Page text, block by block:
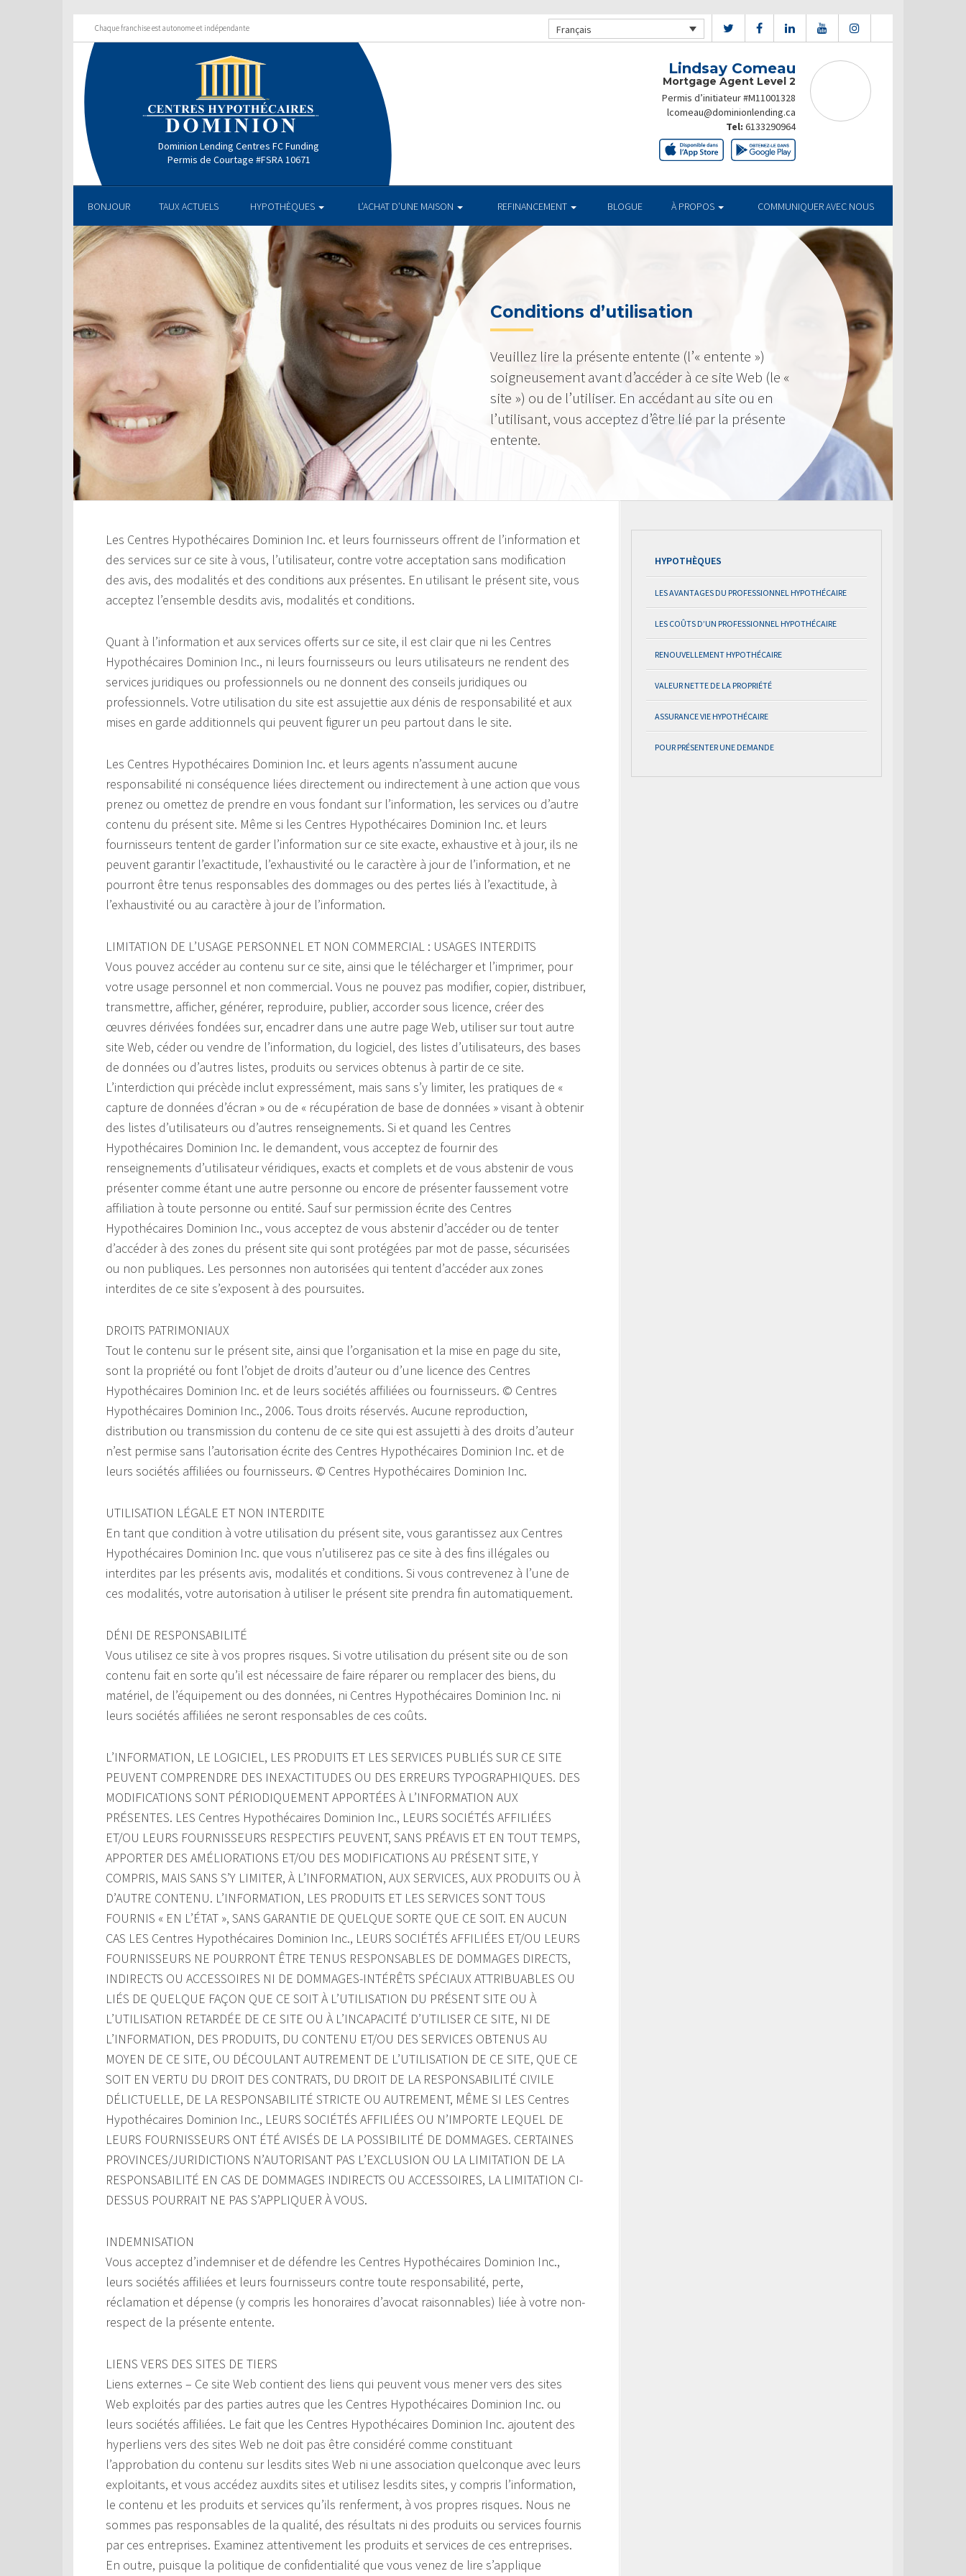
Chaque franchise est autonome et indépendante Français
Dominion Lending Centres FC Funding
Permis de Courtage #FSRA 10671
Lindsay Comeau
Mortgage Agent Level 2
Permis d’initiateur #M11001328
lcomeau@dominionlending.ca
Tel: 6133290964
BONJOUR TAUX ACTUELS HYPOTHÈQUES L’ACHAT D’UNE MAISON REFINANCEMENT BLOGUE À PROPOS COMMUNIQUER AVEC NOUS
Conditions d’utilisation
Veuillez lire la présente entente (l’« entente »)
soigneusement avant d’accéder à ce site Web (le «
site ») ou de l’utiliser. En accédant au site ou en
l’utilisant, vous acceptez d’être lié par la présente
entente.
Les Centres Hypothécaires Dominion Inc. et leurs fournisseurs offrent de l’information et
des services sur ce site à vous, l’utilisateur, contre votre acceptation sans modification
des avis, des modalités et des conditions aux présentes. En utilisant le présent site, vous
acceptez l’ensemble desdits avis, modalités et conditions.
Quant à l’information et aux services offerts sur ce site, il est clair que ni les Centres
Hypothécaires Dominion Inc., ni leurs fournisseurs ou leurs utilisateurs ne rendent des
services juridiques ou professionnels ou ne donnent des conseils juridiques ou
professionnels. Votre utilisation du site est assujettie aux dénis de responsabilité et aux
mises en garde additionnels qui peuvent figurer un peu partout dans le site.
Les Centres Hypothécaires Dominion Inc. et leurs agents n’assument aucune
responsabilité ni conséquence liées directement ou indirectement à une action que vous
prenez ou omettez de prendre en vous fondant sur l’information, les services ou d’autre
contenu du présent site. Même si les Centres Hypothécaires Dominion Inc. et leurs
fournisseurs tentent de garder l’information sur ce site exacte, exhaustive et à jour, ils ne
peuvent garantir l’exactitude, l’exhaustivité ou le caractère à jour de l’information, et ne
pourront être tenus responsables des dommages ou des pertes liés à l’exactitude, à
l’exhaustivité ou au caractère à jour de l’information.
LIMITATION DE L’USAGE PERSONNEL ET NON COMMERCIAL : USAGES INTERDITS
Vous pouvez accéder au contenu sur ce site, ainsi que le télécharger et l’imprimer, pour
votre usage personnel et non commercial. Vous ne pouvez pas modifier, copier, distribuer,
transmettre, afficher, générer, reproduire, publier, accorder sous licence, créer des
œuvres dérivées fondées sur, encadrer dans une autre page Web, utiliser sur tout autre
site Web, céder ou vendre de l’information, du logiciel, des listes d’utilisateurs, des bases
de données ou d’autres listes, produits ou services obtenus à partir de ce site.
L’interdiction qui précède inclut expressément, mais sans s’y limiter, les pratiques de «
capture de données d’écran » ou de « récupération de base de données » visant à obtenir
des listes d’utilisateurs ou d’autres renseignements. Si et quand les Centres
Hypothécaires Dominion Inc. le demandent, vous acceptez de fournir des
renseignements d’utilisateur véridiques, exacts et complets et de vous abstenir de vous
présenter comme étant une autre personne ou encore de présenter faussement votre
affiliation à toute personne ou entité. Sauf sur permission écrite des Centres
Hypothécaires Dominion Inc., vous acceptez de vous abstenir d’accéder ou de tenter
d’accéder à des zones du présent site qui sont protégées par mot de passe, sécurisées
ou non publiques. Les personnes non autorisées qui tentent d’accéder aux zones
interdites de ce site s’exposent à des poursuites.
DROITS PATRIMONIAUX
Tout le contenu sur le présent site, ainsi que l’organisation et la mise en page du site,
sont la propriété ou font l’objet de droits d’auteur ou d’une licence des Centres
Hypothécaires Dominion Inc. et de leurs sociétés affiliées ou fournisseurs. © Centres
Hypothécaires Dominion Inc., 2006. Tous droits réservés. Aucune reproduction,
distribution ou transmission du contenu de ce site qui est assujetti à des droits d’auteur
n’est permise sans l’autorisation écrite des Centres Hypothécaires Dominion Inc. et de
leurs sociétés affiliées ou fournisseurs. © Centres Hypothécaires Dominion Inc.
UTILISATION LÉGALE ET NON INTERDITE
En tant que condition à votre utilisation du présent site, vous garantissez aux Centres
Hypothécaires Dominion Inc. que vous n’utiliserez pas ce site à des fins illégales ou
interdites par les présents avis, modalités et conditions. Si vous contrevenez à l’une de
ces modalités, votre autorisation à utiliser le présent site prendra fin automatiquement.
DÉNI DE RESPONSABILITÉ
Vous utilisez ce site à vos propres risques. Si votre utilisation du présent site ou de son
contenu fait en sorte qu’il est nécessaire de faire réparer ou remplacer des biens, du
matériel, de l’équipement ou des données, ni Centres Hypothécaires Dominion Inc. ni
leurs sociétés affiliées ne seront responsables de ces coûts.
L’INFORMATION, LE LOGICIEL, LES PRODUITS ET LES SERVICES PUBLIÉS SUR CE SITE
PEUVENT COMPRENDRE DES INEXACTITUDES OU DES ERREURS TYPOGRAPHIQUES. DES
MODIFICATIONS SONT PÉRIODIQUEMENT APPORTÉES À L’INFORMATION AUX
PRÉSENTES. LES Centres Hypothécaires Dominion Inc., LEURS SOCIÉTÉS AFFILIÉES
ET/OU LEURS FOURNISSEURS RESPECTIFS PEUVENT, SANS PRÉAVIS ET EN TOUT TEMPS,
APPORTER DES AMÉLIORATIONS ET/OU DES MODIFICATIONS AU PRÉSENT SITE, Y
COMPRIS, MAIS SANS S’Y LIMITER, À L’INFORMATION, AUX SERVICES, AUX PRODUITS OU À
D’AUTRE CONTENU. L’INFORMATION, LES PRODUITS ET LES SERVICES SONT TOUS
FOURNIS « EN L’ÉTAT », SANS GARANTIE DE QUELQUE SORTE QUE CE SOIT. EN AUCUN
CAS LES Centres Hypothécaires Dominion Inc., LEURS SOCIÉTÉS AFFILIÉES ET/OU LEURS
FOURNISSEURS NE POURRONT ÊTRE TENUS RESPONSABLES DE DOMMAGES DIRECTS,
INDIRECTS OU ACCESSOIRES NI DE DOMMAGES-INTÉRÊTS SPÉCIAUX ATTRIBUABLES OU
LIÉS DE QUELQUE FAÇON QUE CE SOIT À L’UTILISATION DU PRÉSENT SITE OU À
L’UTILISATION RETARDÉE DE CE SITE OU À L’INCAPACITÉ D’UTILISER CE SITE, NI DE
L’INFORMATION, DES PRODUITS, DU CONTENU ET/OU DES SERVICES OBTENUS AU
MOYEN DE CE SITE, OU DÉCOULANT AUTREMENT DE L’UTILISATION DE CE SITE, QUE CE
SOIT EN VERTU DU DROIT DES CONTRATS, DU DROIT DE LA RESPONSABILITÉ CIVILE
DÉLICTUELLE, DE LA RESPONSABILITÉ STRICTE OU AUTREMENT, MÊME SI LES Centres
Hypothécaires Dominion Inc., LEURS SOCIÉTÉS AFFILIÉES OU N’IMPORTE LEQUEL DE
LEURS FOURNISSEURS ONT ÉTÉ AVISÉS DE LA POSSIBILITÉ DE DOMMAGES. CERTAINES
PROVINCES/JURIDICTIONS N’AUTORISANT PAS L’EXCLUSION OU LA LIMITATION DE LA
RESPONSABILITÉ EN CAS DE DOMMAGES INDIRECTS OU ACCESSOIRES, LA LIMITATION CI-
DESSUS POURRAIT NE PAS S’APPLIQUER À VOUS.
INDEMNISATION
Vous acceptez d’indemniser et de défendre les Centres Hypothécaires Dominion Inc.,
leurs sociétés affiliées et leurs fournisseurs contre toute responsabilité, perte,
réclamation et dépense (y compris les honoraires d’avocat raisonnables) liée à votre non-
respect de la présente entente.
LIENS VERS DES SITES DE TIERS
Liens externes – Ce site Web contient des liens qui peuvent vous mener vers des sites
Web exploités par des parties autres que les Centres Hypothécaires Dominion Inc. ou
leurs sociétés affiliées. Le fait que les Centres Hypothécaires Dominion Inc. ajoutent des
hyperliens vers des sites Web ne doit pas être considéré comme constituant
l’approbation du contenu sur lesdits sites Web ni une association quelconque avec leurs
exploitants, et vous accédez auxdits sites et utilisez lesdits sites, y compris l’information,
le contenu et les produits et services qu’ils renferment, à vos propres risques. Nous ne
sommes pas responsables de la qualité, des résultats ni des produits ou services fournis
par ces entreprises. Examinez attentivement les produits et services de ces entreprises.
En outre, puisque la politique de confidentialité que vous venez de lire s’applique
HYPOTHÈQUES
LES AVANTAGES DU PROFESSIONNEL HYPOTHÉCAIRE
LES COÛTS D’UN PROFESSIONNEL HYPOTHÉCAIRE
RENOUVELLEMENT HYPOTHÉCAIRE
VALEUR NETTE DE LA PROPRIÉTÉ
ASSURANCE VIE HYPOTHÉCAIRE
POUR PRÉSENTER UNE DEMANDE